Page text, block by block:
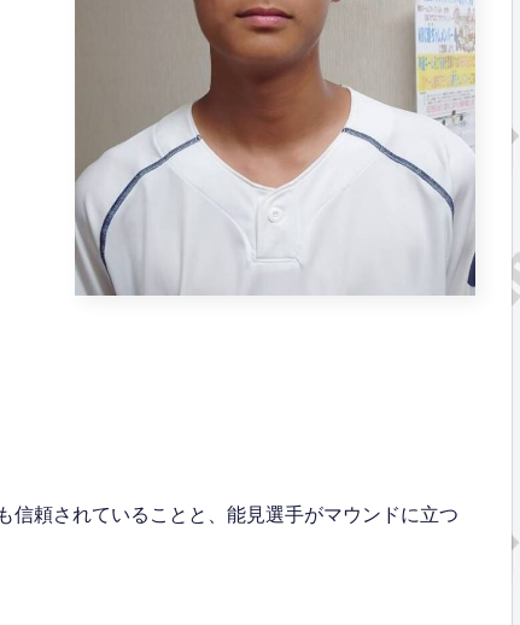
信頼されていることと、能見選手がマウンドに立つ